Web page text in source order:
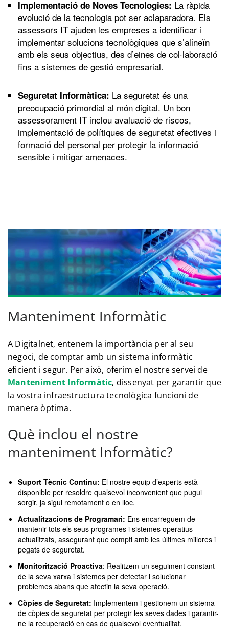
Implementació de Noves Tecnologies: La ràpida
evolució de la tecnologia pot ser aclaparadora. Els
assessors IT ajuden les empreses a identificar i
implementar solucions tecnològiques que s’alineïn
amb els seus objectius, des d’eines de col·laboració
fins a sistemes de gestió empresarial.
Seguretat Informàtica: La seguretat és una
preocupació primordial al món digital. Un bon
assessorament IT inclou avaluació de riscos,
implementació de polítiques de seguretat efectives i
formació del personal per protegir la informació
sensible i mitigar amenaces.
Manteniment Informàtic
A Digitalnet, entenem la importància per al seu
negoci, de comptar amb un sistema informàtic
eficient i segur. Per això, oferim el nostre servei de
Manteniment Informàtic, dissenyat per garantir que
la vostra infraestructura tecnològica funcioni de
manera òptima.
Què inclou el nostre
manteniment Informàtic?
Suport Tècnic Continu: El nostre equip d’experts està
disponible per resoldre qualsevol inconvenient que pugui
sorgir, ja sigui remotament o en lloc.
Actualitzacions de Programari: Ens encarreguem de
mantenir tots els seus programes i sistemes operatius
actualitzats, assegurant que compti amb les últimes millores i
pegats de seguretat.
Monitorització Proactiva: Realitzem un seguiment constant
de la seva xarxa i sistemes per detectar i solucionar
problemes abans que afectin la seva operació.
Còpies de Seguretat: Implementem i gestionem un sistema
de còpies de seguretat per protegir les seves dades i garantir-
ne la recuperació en cas de qualsevol eventualitat.